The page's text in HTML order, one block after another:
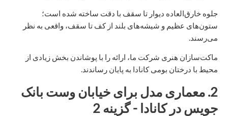
جلوه خارق‌العاده دیوار تا سقف با دقت ساخته شده است؛
ستون‌های عظیم و شیشه‌های بلند از کف تا سقف، واقعی به نظر
می‌رسند.
ماکت‌سازان هنری شرکت ما، ارائه را با پوشاندن بخش زیادی از
محیط با درختان بومی کانادا به پایان رساندند.
2. معماری مدل برای خیابان وست بانک
جویس در کانادا - گزینه 2